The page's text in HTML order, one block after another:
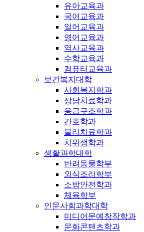
유아교육과
국어교육과
일어교육과
영어교육과
역사교육과
수학교육과
컴퓨터교육과
보건복지대학
사회복지학과
상담치료학과
응급구조학과
간호학과
물리치료학과
치위생학과
생활과학대학
반려동물학부
외식조리학부
소방안전학과
체육학부
인문사회과학대학
미디어문예창작학과
문화콘텐츠학과